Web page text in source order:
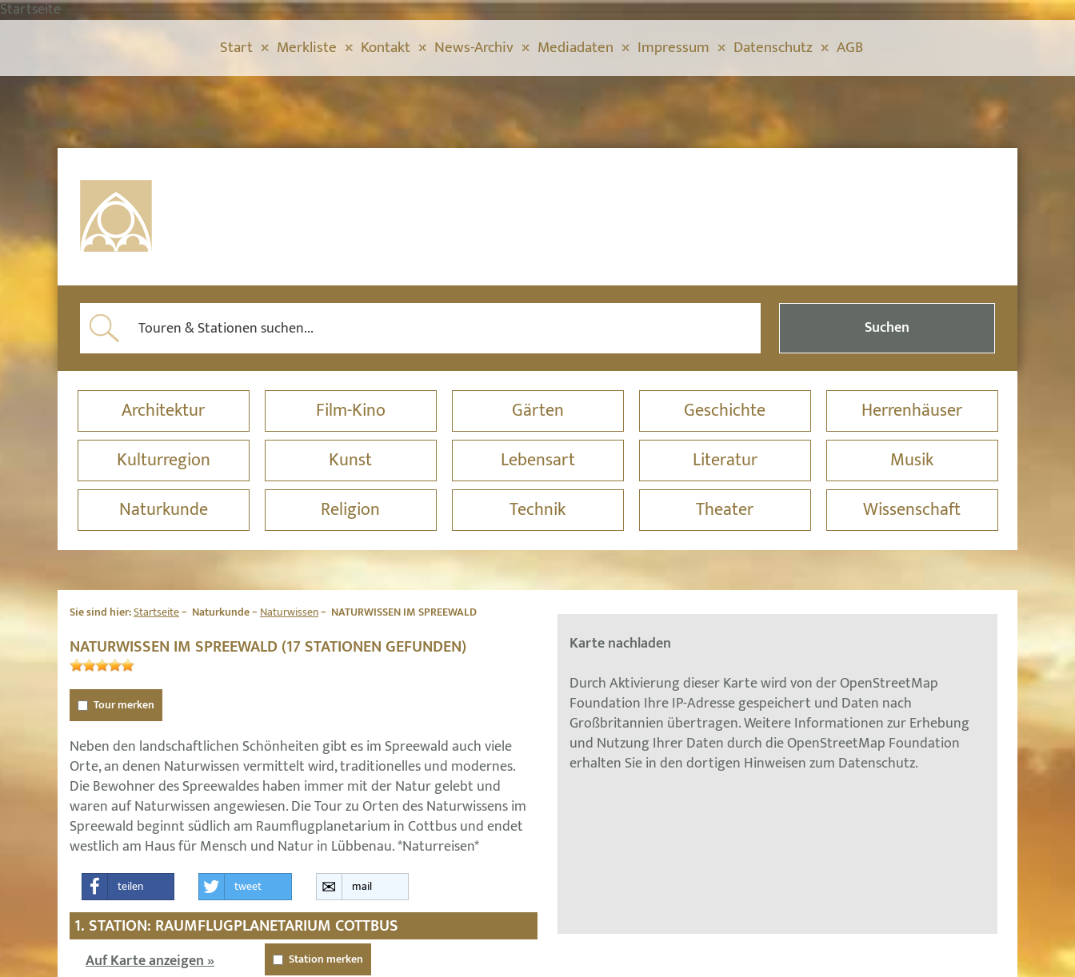
Startseite
Start Merkliste Kontakt News-Archiv Mediadaten Impressum Datenschutz AGB
Suchen
Architektur Film-Kino Gärten Geschichte
Herrenhäuser
Kulturregion
Kunst Lebensart Literatur
Musik
Naturkunde
Religion Technik Theater Wissenschaft
Sie sind hier:Startseite Naturkunde Naturwissen NATURWISSEN IM SPREEWALD
NATURWISSEN IM SPREEWALD (17 STATIONEN GEFUNDEN)
Tour merken
Neben den landschaftlichen Schönheiten gibt es im Spreewald auch viele
Orte, an denen Naturwissen vermittelt wird, traditionelles und modernes.
Die Bewohner des Spreewaldes haben immer mit der Natur gelebt und
waren auf Naturwissen angewiesen. Die Tour zu Orten des Naturwissens im
Spreewald beginnt südlich am Raumflugplanetarium in Cottbus und endet
westlich am Haus für Mensch und Natur in Lübbenau. *Naturreisen*
teilen tweet mail
1. STATION: RAUMFLUGPLANETARIUM COTTBUS
Auf Karte anzeigen » Station merken
Karte nachladen
Durch Aktivierung dieser Karte wird von der OpenStreetMap
Foundation Ihre IP-Adresse gespeichert und Daten nach
Großbritannien übertragen. Weitere Informationen zur Erhebung
und Nutzung Ihrer Daten durch die OpenStreetMap Foundation
erhalten Sie in den dortigen Hinweisen zum Datenschutz.